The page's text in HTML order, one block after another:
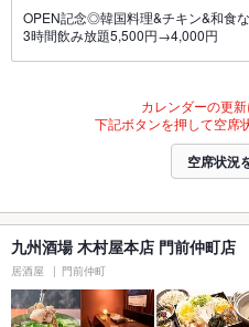
OPEN記念◎韓国料理&チキン&和食
3時間飲み放題5,500円→4,000円
カレンダーの更新
下記ボタンを押して空席
空席状況
九州酒場 木村屋本店 門前仲町店
居酒屋 門前仲町